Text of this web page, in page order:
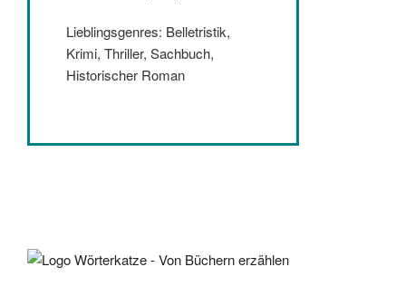
Lieblingsgenres: Belletristik,
Krimi, Thriller, Sachbuch,
Historischer Roman